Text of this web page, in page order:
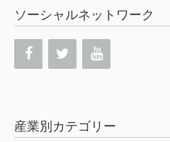
ソーシャルネットワーク
産業別カテゴリー